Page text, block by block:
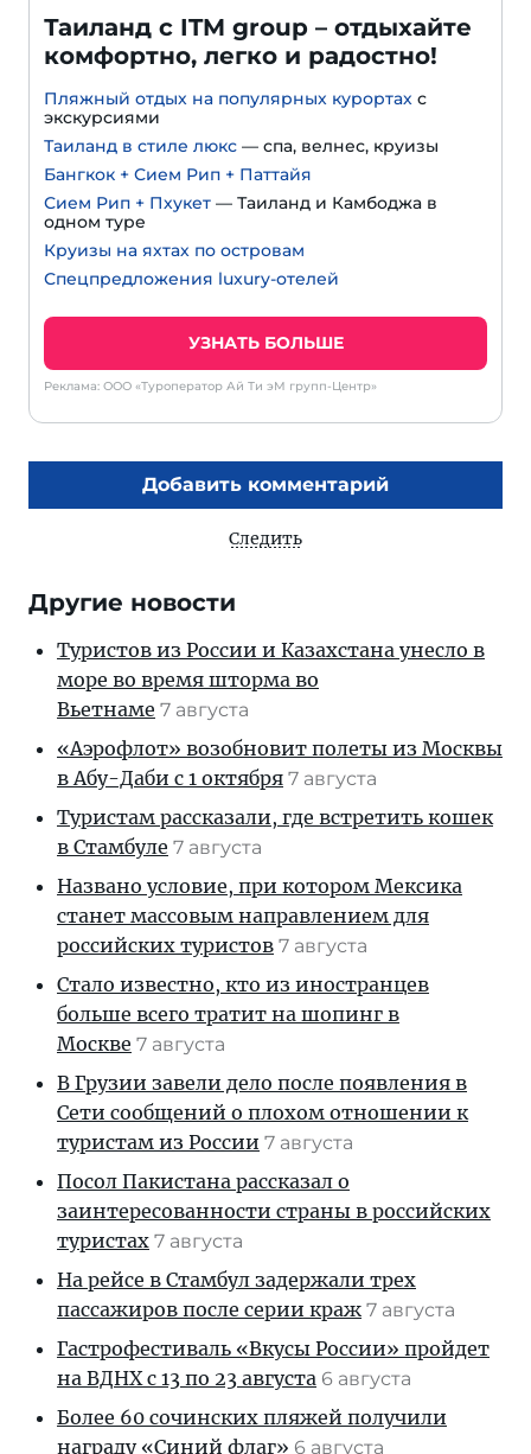
Таиланд с ITM group – отдыхайте
комфортно, легко и радостно!
Пляжный отдых на популярных курортах с
экскурсиями
Таиланд в стиле люкс — спа, велнес, круизы
Бангкок + Сием Рип + Паттайя
Сием Рип + Пхукет — Таиланд и Камбоджа в
одном туре
Круизы на яхтах по островам
Спецпредложения luxury-отелей
УЗНАТЬ БОЛЬШЕ
Реклама: ООО «Туроператор Ай Ти эМ групп-Центр»
Добавить комментарий
Следить
Другие новости
Туристов из России и Казахстана унесло в
море во время шторма во
Вьетнаме 7 августа
«Аэрофлот» возобновит полеты из Москвы
в Абу-Даби с 1 октября 7 августа
Туристам рассказали, где встретить кошек
в Стамбуле 7 августа
Названо условие, при котором Мексика
станет массовым направлением для
российских туристов 7 августа
Стало известно, кто из иностранцев
больше всего тратит на шопинг в
Москве 7 августа
В Грузии завели дело после появления в
Сети сообщений о плохом отношении к
туристам из России 7 августа
Посол Пакистана рассказал о
заинтересованности страны в российских
туристах 7 августа
На рейсе в Стамбул задержали трех
пассажиров после серии краж 7 августа
Гастрофестиваль «Вкусы России» пройдет
на ВДНХ с 13 по 23 августа 6 августа
Более 60 сочинских пляжей получили
награду «Синий флаг» 6 августа